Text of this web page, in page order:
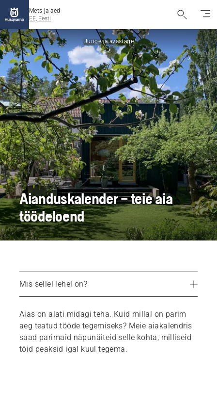
Mets ja aed
EE, Eesti
Uurige ja avastage
Aianduskalender – teie aia
töödeloend
Mis sellel lehel on?
12-kuu aianduskalender
Soovitatavad tooted
Aias on alati midagi teha. Kuid millal on parim
aeg teatud tööde tegemiseks? Meie aiakalendris
saad parimaid näpunäiteid selle kohta, milliseid
töid peaksid igal kuul tegema.